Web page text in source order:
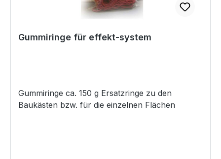
Gummiringe für effekt-system
Gummiringe ca. 150 g Ersatzringe zu den
Baukästen bzw. für die einzelnen Flächen